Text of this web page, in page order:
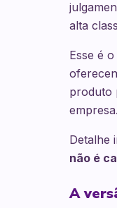
alta
Esse é
produto
empresa.
Detalhe
não é
A